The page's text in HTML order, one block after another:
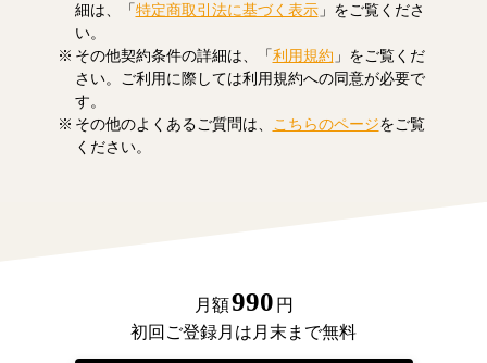
細は、「特定商取引法に基づく表示」をご覧くださ
い。
その他契約条件の詳細は、「利用規約 」をご覧くだ
さい。ご利用に際しては利用規約への同意が必要で
す。
その他のよくあるご質問は、
こちらのページをご覧
ください。
月額990 円
初回ご登録月は月末まで無料